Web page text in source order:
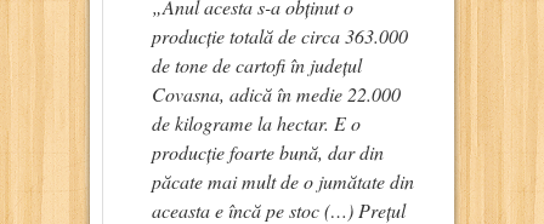
„Anul acesta s-a obținut o
producție totală de circa 363.000
de tone de cartofi în județul
Covasna, adică în medie 22.000
de kilograme la hectar. E o
producție foarte bună, dar din
păcate mai mult de o jumătate din
aceasta e încă pe stoc (…) Prețul